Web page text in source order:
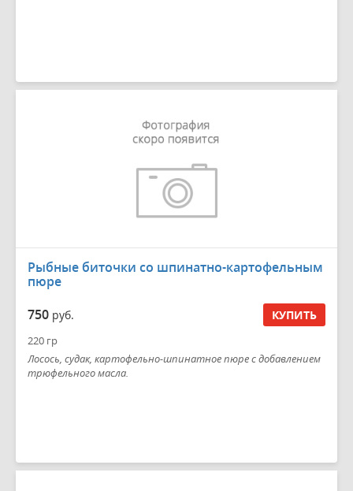
Рыбные биточки со шпинатно-картофельным
пюре
750 руб. КУПИТЬ
220 гр
Лосось, судак, картофельно-шпинатное пюре с добавлением
трюфельного масла.